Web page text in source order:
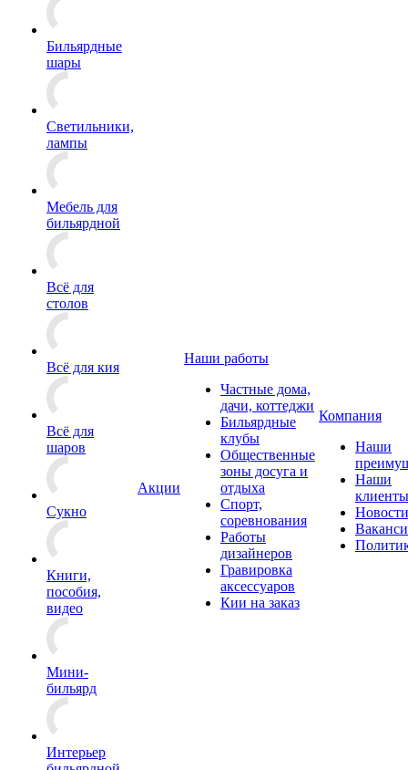
Бильярдные
шары
Светильники,
лампы
Мебель для
бильярдной
Всё для
столов
Всё для кия
Всё для
шаров
Сукно
Книги,
пособия,
видео
Мини-
бильярд
Интерьер
Акции
Наши работы
Частные дома,
дачи, коттеджи
Бильярдные
клубы
Общественные
зоны досуга и
отдыха
Спорт,
соревнования
Работы
дизайнеров
Гравировка
аксессуаров
Кии на заказ
Компания
Наши
Наши
клиенты
Новости